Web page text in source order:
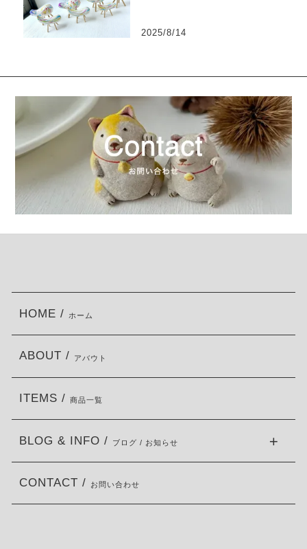
2025/8/14
HOME / ホーム
ABOUT / アバウト
ITEMS / 商品一覧
BLOG & INFO / ブログ / お知らせ
CONTACT / お問い合わせ